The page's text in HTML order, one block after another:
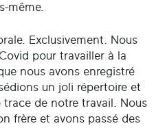
même.
Exclusivement. Nous
pour travailler à la
nous avons enregistré
un joli répertoire et
trace de notre travail. Nous
frère et avons passé des